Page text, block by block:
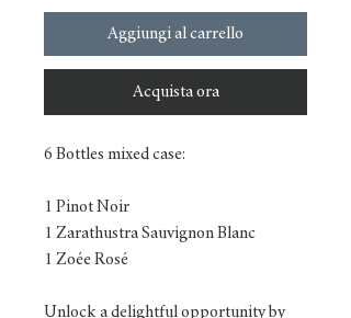
Aggiungi al carrello
Acquista ora
6 Bottles mixed case:
1 Pinot Noir
1 Zarathustra Sauvignon Blanc
1 Zoée Rosé
Unlock a delightful opportunity by